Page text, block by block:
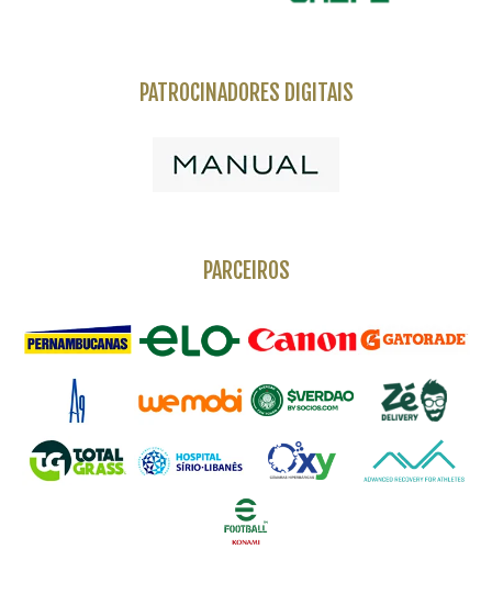
PATROCINADORES DIGITAIS
PARCEIROS